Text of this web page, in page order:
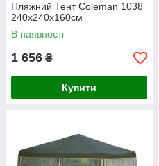
Пляжний Тент Coleman 1038
240х240х160см
В наявності
1 656 ₴
Купити